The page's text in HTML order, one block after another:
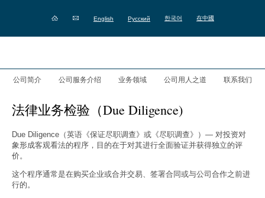
English Русский 한국어 在中國
公司简介 公司服务介绍 业务领域 公司用人之道 联系我们
法律业务检验（Due Diligence)
Due Diligence（英语《保证尽职调查》或《尽职调查》）— 对投资对
象形成客观看法的程序，目的在于对其进行全面验证并获得独立的评
价。
这个程序通常是在购买企业或合并交易、签署合同或与公司合作之前进
行的。